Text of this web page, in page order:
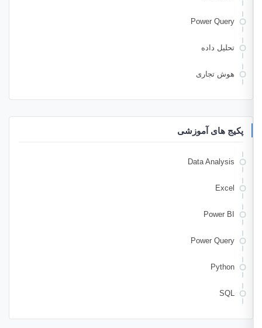
Power Query
تحلیل داده
هوش تجاری
پکیج های آموزشی
Data Analysis
Excel
Power BI
Power Query
Python
SQL